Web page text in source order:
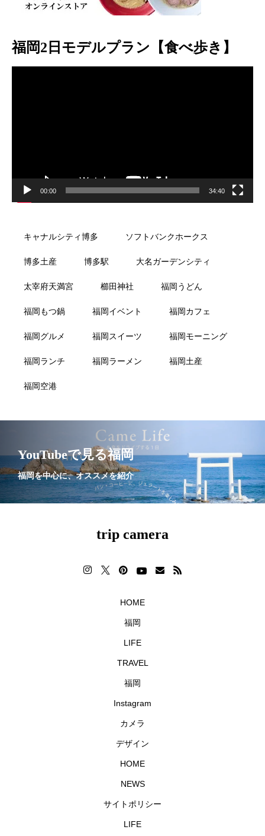
福岡2日モデルプラン【食べ歩き】
動
00:00 34:40
キャナルシティ博多 ソフトバンクホークス
博多土産 博多駅 大名ガーデンシティ
太宰府天満宮 櫛田神社 福岡うどん
福岡もつ鍋 福岡イベント 福岡カフェ
福岡グルメ 福岡スイーツ 福岡モーニング
福岡ランチ 福岡ラーメン 福岡土産
福岡空港
YouTubeで見る福岡
福岡を中心に、オススメを紹介
trip camera
HOME
福岡
LIFE
TRAVEL
福岡
Instagram
カメラ
デザイン
HOME
NEWS
サイトポリシー
LIFE